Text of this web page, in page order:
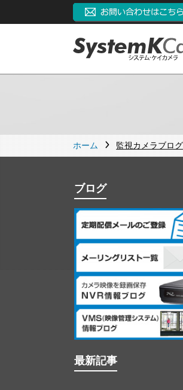
ホーム 監視カメラブログ
ブログ
最新記事